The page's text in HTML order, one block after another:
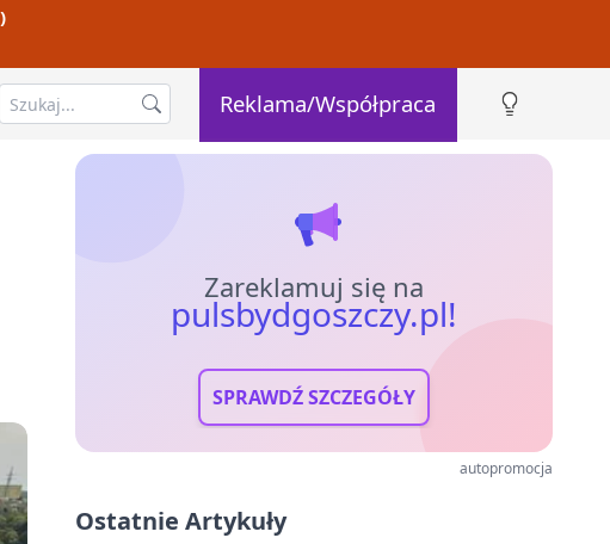
Reklama/Współpraca
Zareklamuj się na
pulsbydgoszczy.pl!
SPRAWDŹ SZCZEGÓŁY
autopromocja
Ostatnie Artykuły